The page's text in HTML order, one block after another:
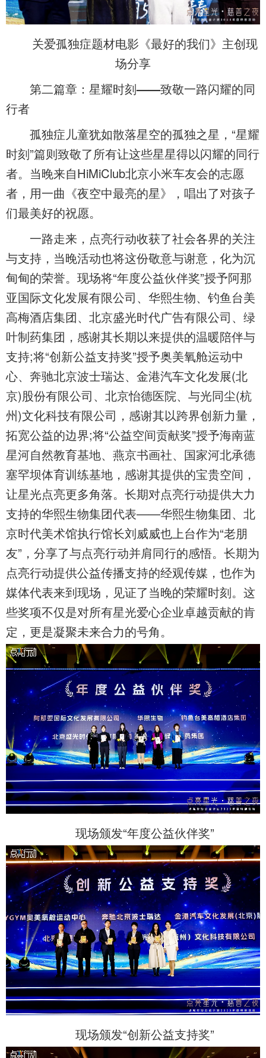
关爱孤独症题材电影《最好的我们》主创现
场分享
第二篇章：星耀时刻——致敬一路闪耀的同
行者
孤独症儿童犹如散落星空的孤独之星，“星耀
时刻”篇则致敬了所有让这些星星得以闪耀的同行
者。当晚来自HiMiClub北京小米车友会的志愿
者，用一曲《夜空中最亮的星》，唱出了对孩子
们最美好的祝愿。
一路走来，点亮行动收获了社会各界的关注
与支持，当晚活动也将这份敬意与谢意，化为沉
甸甸的荣誉。现场将“年度公益伙伴奖”授予阿那
亚国际文化发展有限公司、华熙生物、钓鱼台美
高梅酒店集团、北京盛光时代广告有限公司、绿
叶制药集团，感谢其长期以来提供的温暖陪伴与
支持;将“创新公益支持奖”授予奥美氧舱运动中
心、奔驰北京波士瑞达、金港汽车文化发展(北
京)股份有限公司、北京怡德医院、与光同尘(杭
州)文化科技有限公司，感谢其以跨界创新力量，
拓宽公益的边界;将“公益空间贡献奖”授予海南蓝
星河自然教育基地、燕京书画社、国家河北承德
塞罕坝体育训练基地，感谢其提供的宝贵空间，
让星光点亮更多角落。长期对点亮行动提供大力
支持的华熙生物集团代表——华熙生物集团、北
京时代美术馆执行馆长刘威威也上台作为“老朋
友”，分享了与点亮行动并肩同行的感悟。长期为
点亮行动提供公益传播支持的经观传媒，也作为
媒体代表来到现场，见证了当晚的荣耀时刻。这
些奖项不仅是对所有星光爱心企业卓越贡献的肯
定，更是凝聚未来合力的号角。
现场颁发“年度公益伙伴奖”
现场颁发“创新公益支持奖”